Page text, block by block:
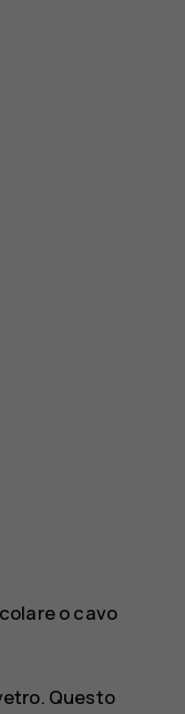
o cavo
Questo